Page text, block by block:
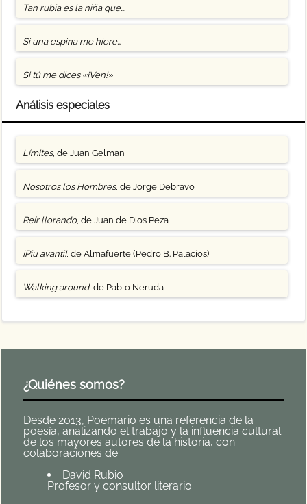
Tan rubia es la niña que…
Si una espina me hiere…
Si tú me dices «¡Ven!»
Análisis especiales
Límites, de Juan Gelman
Nosotros los Hombres, de Jorge Debravo
Reír llorando, de Juan de Dios Peza
¡Più avanti!, de Almafuerte (Pedro B. Palacios)
Walking around, de Pablo Neruda
¿Quiénes somos?
Desde 2013, Poemario es una referencia de la
poesía, analizando el trabajo y la influencia cultural
de los mayores autores de la historia, con
colaboraciones de:
David Rubio
Profesor y consultor literario